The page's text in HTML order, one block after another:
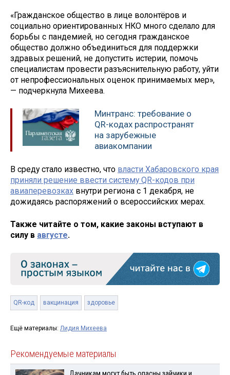
«Гражданское общество в лице волонтёров и
социально ориентированных НКО много сделало для
борьбы с пандемией, но сегодня гражданское
общество должно объединиться для поддержки
здравых решений, не допустить истерии, помочь
специалистам провести разъяснительную работу, уйти
от непрофессиональных оценок принимаемых мер»,
— подчеркнула Михеева.
Минтранс: требование о
QR-кодах распространят
на зарубежные
авиакомпании
В среду стало известно, что власти Хабаровского края
приняли решение ввести систему QR-кодов при
авиаперевозках внутри региона с 1 декабря, не
дожидаясь распоряжений о всероссийских мерах.
Также читайте о том, какие законы вступают в
силу в августе.
QR-код вакцинация здоровье
Ещё материалы: Лидия Михеева
Рекомендуемые материалы